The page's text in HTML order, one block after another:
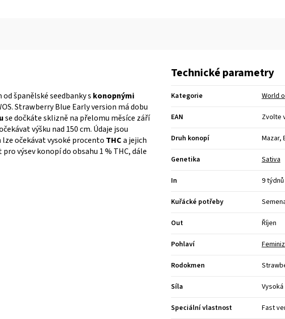
španělské seedbanky s konopnými
Strawberry Blue Early version má dobu
se dočkáte sklizně na přelomu měsíce září
výšku nad 150 cm. Údaje jsou
lze očekávat vysoké procento THCa jejich
výsev konopí do obsahu 1 % THC, dále
Technické parametry
Kategorie World
EAN Zvolte
Druh konopí Mazar,
Genetika Sativa
In 9 týdnů
Kuřácké potřeby
Out Říjen
Pohlaví
Rodokmen
Síla Vysoká
Speciální vlastnost Fast